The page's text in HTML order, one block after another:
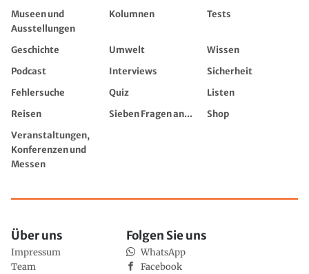
Museen und
Ausstellungen
Kolumnen Tests
Geschichte Umwelt
Wissen
Podcast
Interviews
Sicherheit
Fehlersuche
Quiz
Listen
Reisen
Sieben Fragen an...
Shop
Veranstaltungen,
Konferenzen und
Messen
Über uns
Impressum
Team
Folgen Sie uns
WhatsApp
Facebook